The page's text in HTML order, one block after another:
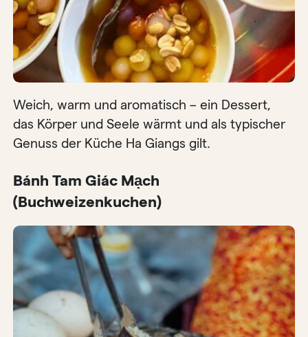
Weich, warm und aromatisch – ein Dessert,
das Körper und Seele wärmt und als typischer
Genuss der Küche Ha Giangs gilt.
Bánh Tam Giác Mạch
(Buchweizenkuchen)